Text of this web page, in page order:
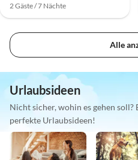
2 Gäste / 7 Nächte
Alle
Urlaubsideen
Nicht sicher, wohin es gehen soll?
perfekte Urlaubsideen!